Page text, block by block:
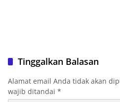
Tinggalkan Balasan
Alamat email Anda tidak akan
wajib ditandai *